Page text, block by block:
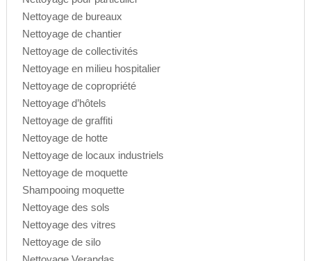
Nettoyage de bureaux
Nettoyage de chantier
Nettoyage de collectivités
Nettoyage en milieu hospitalier
Nettoyage de copropriété
Nettoyage d’hôtels
Nettoyage de graffiti
Nettoyage de hotte
Nettoyage de locaux industriels
Nettoyage de moquette
Shampooing moquette
Nettoyage des sols
Nettoyage des vitres
Nettoyage de silo